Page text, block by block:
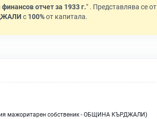
отчет за 1933 г." . Представлява се от
с 100%от капитала.
мажоритарен собственик - ОБЩИНА КЪРДЖАЛИ)